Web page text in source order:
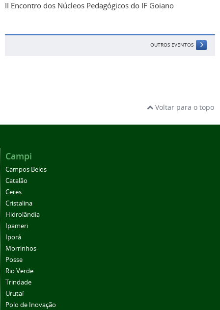
II Encontro dos Núcleos Pedagógicos do IF Goiano
OUTROS EVENTOS
Voltar para o topo
Campi
Campos Belos
Catalão
Ceres
Cristalina
Hidrolândia
Ipameri
Iporá
Morrinhos
Posse
Rio Verde
Trindade
Urutaí
Polo de Inovação